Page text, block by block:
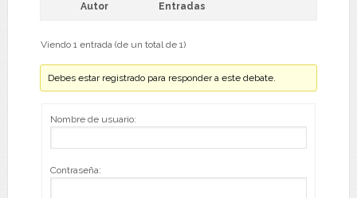
Autor Entradas
Viendo 1 entrada (de un total de 1)
Debes estar registrado para responder a este debate.
Nombre de usuario:
Contraseña: